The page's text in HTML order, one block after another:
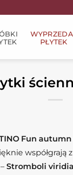
PŁYTEK
Fun autumn
Stromboli